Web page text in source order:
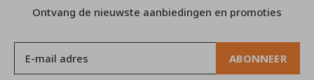
Ontvang de nieuwste aanbiedingen en promoties
ABONNEER